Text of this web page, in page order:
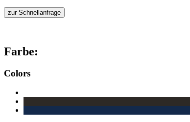
zur Schnellanfrage
Farbe:
Colors